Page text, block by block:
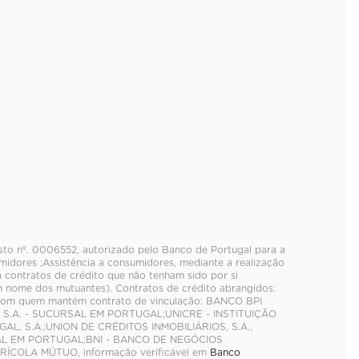
nº. 0006552, autorizado pelo Banco de Portugal para a
;Assistência a consumidores, mediante a realização
de crédito que não tenham sido por si
dos mutuantes). Contratos de crédito abrangidos:
quem mantém contrato de vinculação: BANCO BPI
- SUCURSAL EM PORTUGAL;UNICRE - INSTITUIÇÃO
S.A.;UNION DE CRÉDITOS INMOBILIÁRIOS, S.A.,
EM PORTUGAL;BNI - BANCO DE NEGÓCIOS
MÚTUO, informação verificável em Banco